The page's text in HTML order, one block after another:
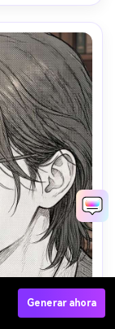
Generar ahora